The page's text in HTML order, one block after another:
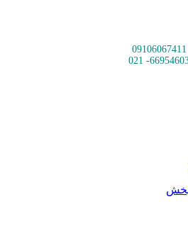
09106067411
66954603-